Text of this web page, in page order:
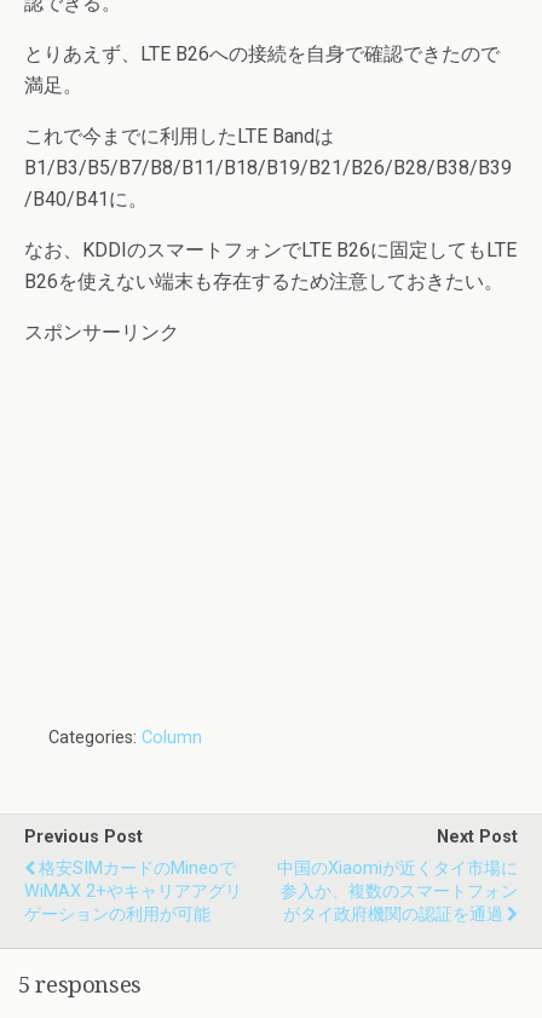
とりあえず、LTE B26への接続を自身で確認できたので
満足。
これで今までに利用したLTE Bandは
B1/B3/B5/B7/B8/B11/B18/B19/B21/B26/B28/B38/B39
/B40/B41に。
なお、KDDIのスマートフォンでLTE B26に固定してもLTE
B26を使えない端末も存在するため注意しておきたい。
スポンサーリンク
Categories: Column
Previous Post
格安SIMカードのmineoで
WiMAX 2+やキャリアアグリ
ゲーションの利用が可能
Next Post
中国のXiaomiが近くタイ市場に
参入か、複数のスマートフォン
がタイ政府機関の認証を通過
5 responses